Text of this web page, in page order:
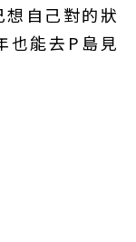
自己對的狀
也能去P島見